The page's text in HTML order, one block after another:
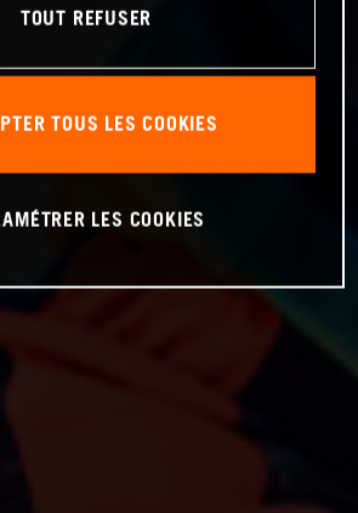
TOUT REFUSER
TOUS LES COOKIES
LES COOKIES